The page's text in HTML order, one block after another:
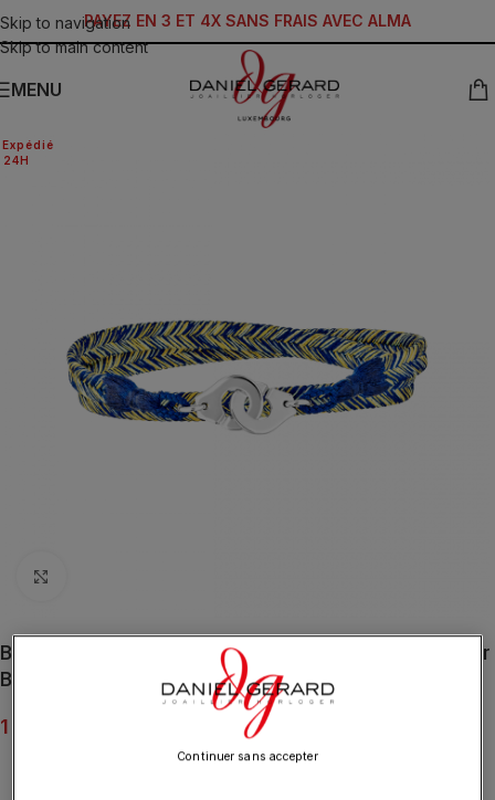
Skip to navigation
Skip to main content
PAYEZ EN 3 ET 4X SANS FRAIS AVEC ALMA
MENU
24H
Expédié
Bracelet Dinh Van Tissé Menottes Bleu Molitor R10 Or
Blanc
1 090.00
Continuer sans accepter